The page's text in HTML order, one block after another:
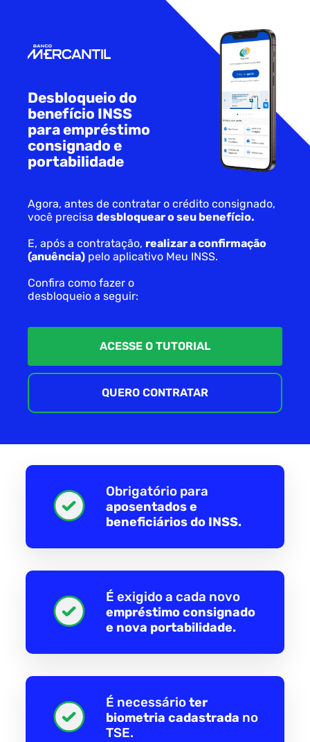
Desbloqueio do
benefício INSS
para empréstimo
consignado e
portabilidade
Agora, antes de contratar o crédito consignado,
você precisadesbloquearo seu benefício.
E, após a contratação, realizar a confirmação
(anuência) pelo aplicativo Meu INSS.
Confira como fazer o
desbloqueio a seguir:
ACESSE O TUTORIAL
QUERO CONTRATAR
Obrigatório para
aposentados e
beneficiários do INSS.
É exigido a cada novo
empréstimo consignado
e nova portabilidade.
É necessárioter
biometria cadastrada no
TSE.